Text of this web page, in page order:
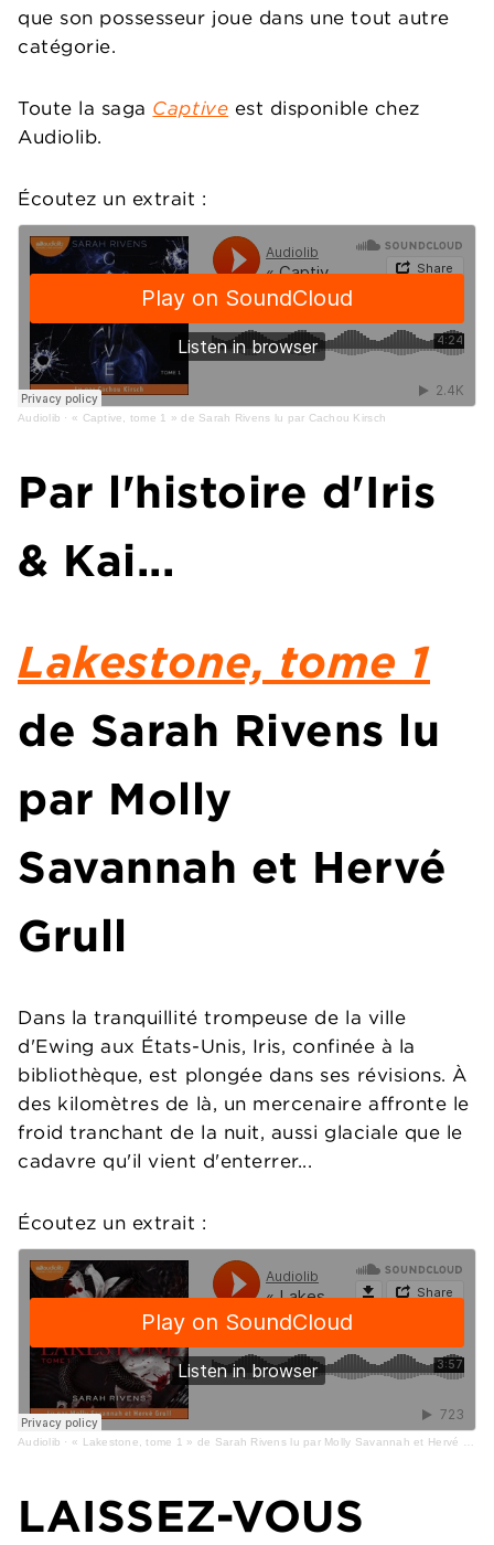
que son possesseur joue dans une tout autre
catégorie.
Toute la saga Captive est disponible chez
Audiolib.
Écoutez un extrait :
Audiolib · « Captive, tome 1 » de Sarah Rivens lu par Cachou Kirsch
Par l'histoire d'Iris
& Kai...
Lakestone, tome 1
de Sarah Rivens lu
par Molly
Savannah et Hervé
Grull
Dans la tranquillité trompeuse de la ville
d'Ewing aux États-Unis, Iris, confinée à la
bibliothèque, est plongée dans ses révisions. À
des kilomètres de là, un mercenaire affronte le
froid tranchant de la nuit, aussi glaciale que le
cadavre qu'il vient d'enterrer...
Écoutez un extrait :
Audiolib · « Lakestone, tome 1 » de Sarah Rivens lu par Molly Savannah et Hervé Grull
LAISSEZ-VOUS